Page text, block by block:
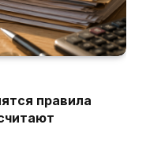
правила